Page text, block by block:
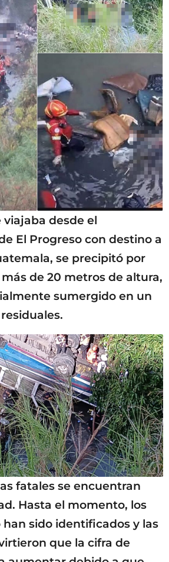
viajaba desde el
El Progreso con destino a
se precipitó por
de 20 metros de altura,
sumergido en un
fatales se encuentran
Hasta el momento, los
sido identificados y las
que la cifra de